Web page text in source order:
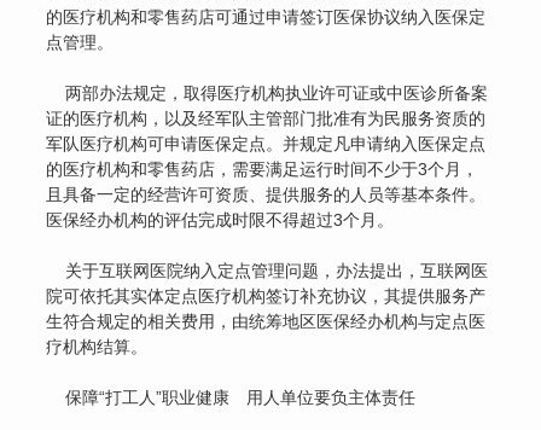
的医疗机构和零售药店可通过申请签订医保协议纳入医保定
点管理。
两部办法规定，取得医疗机构执业许可证或中医诊所备案
证的医疗机构，以及经军队主管部门批准有为民服务资质的
军队医疗机构可申请医保定点。并规定凡申请纳入医保定点
的医疗机构和零售药店，需要满足运行时间不少于3个月，
且具备一定的经营许可资质、提供服务的人员等基本条件。
医保经办机构的评估完成时限不得超过3个月。
关于互联网医院纳入定点管理问题，办法提出，互联网医
院可依托其实体定点医疗机构签订补充协议，其提供服务产
生符合规定的相关费用，由统筹地区医保经办机构与定点医
疗机构结算。
保障“打工人”职业健康 用人单位要负主体责任